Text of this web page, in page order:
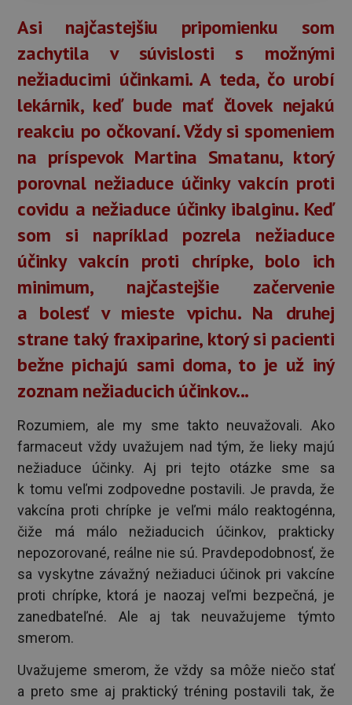
Asi najčastejšiu pripomienku som
zachytila v súvislosti s možnými
nežiaducimi účinkami. A teda, čo urobí
lekárnik, keď bude mať človek nejakú
reakciu po očkovaní. Vždy si spomeniem
na príspevok Martina Smatanu, ktorý
porovnal nežiaduce účinky vakcín proti
covidu a nežiaduce účinky ibalginu. Keď
som si napríklad pozrela nežiaduce
účinky vakcín proti chrípke, bolo ich
minimum, najčastejšie začervenie
a bolesť v mieste vpichu. Na druhej
strane taký fraxiparine, ktorý si pacienti
bežne pichajú sami doma, to je už iný
zoznam nežiaducich účinkov...
Rozumiem, ale my sme takto neuvažovali. Ako
farmaceut vždy uvažujem nad tým, že lieky majú
nežiaduce účinky. Aj pri tejto otázke sme sa
k tomu veľmi zodpovedne postavili. Je pravda, že
vakcína proti chrípke je veľmi málo reaktogénna,
čiže má málo nežiaducich účinkov, prakticky
nepozorované, reálne nie sú. Pravdepodobnosť, že
sa vyskytne závažný nežiaduci účinok pri vakcíne
proti chrípke, ktorá je naozaj veľmi bezpečná, je
zanedbateľné. Ale aj tak neuvažujeme týmto
smerom.
Uvažujeme smerom, že vždy sa môže niečo stať
a preto sme aj praktický tréning postavili tak, že